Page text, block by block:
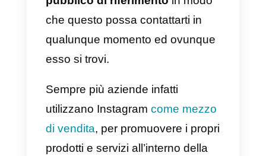
7)Completa le modifiche della
A questo punto dovraiattendere
il processo di verificada parte